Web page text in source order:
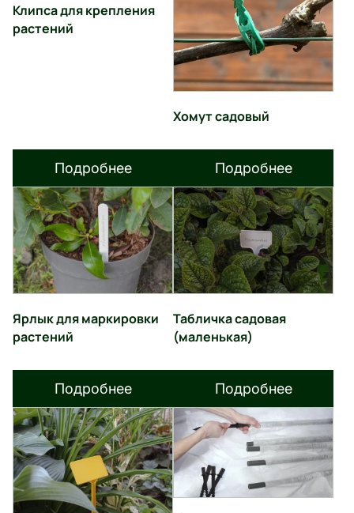
Клипса для крепления
растений
Подробнее
Хомут садовый
Подробнее
Ярлык для маркировки
растений
Подробнее
Табличка садовая
(маленькая)
Подробнее